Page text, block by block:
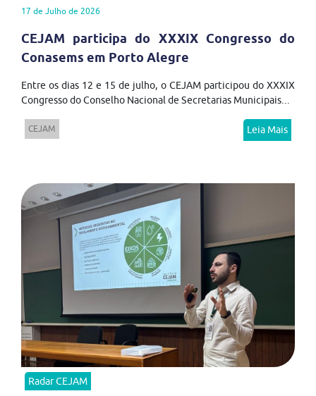
17 de Julho de 2026
CEJAM participa do XXXIX Congresso do
Conasems em Porto Alegre
Entre os dias 12 e 15 de julho, o CEJAM participou do XXXIX
Congresso do Conselho Nacional de Secretarias Municipais...
CEJAM Leia Mais
Radar CEJAM